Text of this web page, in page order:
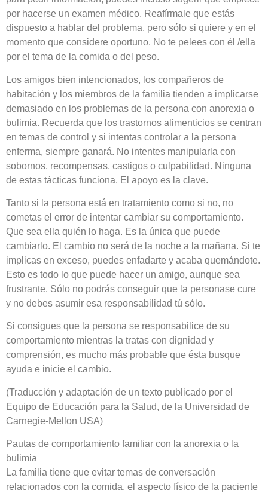
por hacerse un examen médico. Reafírmale que estás
dispuesto a hablar del problema, pero sólo si quiere y en el
momento que considere oportuno. No te pelees con él /ella
por el tema de la comida o del peso.
Los amigos bien intencionados, los compañeros de
habitación y los miembros de la familia tienden a implicarse
demasiado en los problemas de la persona con anorexia o
bulimia. Recuerda que los trastornos alimenticios se centran
en temas de control y si intentas controlar a la persona
enferma, siempre ganará. No intentes manipularla con
sobornos, recompensas, castigos o culpabilidad. Ninguna
de estas tácticas funciona. El apoyo es la clave.
Tanto si la persona está en tratamiento como si no, no
cometas el error de intentar cambiar su comportamiento.
Que sea ella quién lo haga. Es la única que puede
cambiarlo. El cambio no será de la noche a la mañana. Si te
implicas en exceso, puedes enfadarte y acaba quemándote.
Esto es todo lo que puede hacer un amigo, aunque sea
frustrante. Sólo no podrás conseguir que la personase cure
y no debes asumir esa responsabilidad tú sólo.
Si consigues que la persona se responsabilice de su
comportamiento mientras la tratas con dignidad y
comprensión, es mucho más probable que ésta busque
ayuda e inicie el cambio.
(Traducción y adaptación de un texto publicado por el
Equipo de Educación para la Salud, de la Universidad de
Carnegie-Mellon USA)
Pautas de comportamiento familiar con la anorexia o la
bulimia
La familia tiene que evitar temas de conversación
relacionados con la comida, el aspecto físico de la paciente